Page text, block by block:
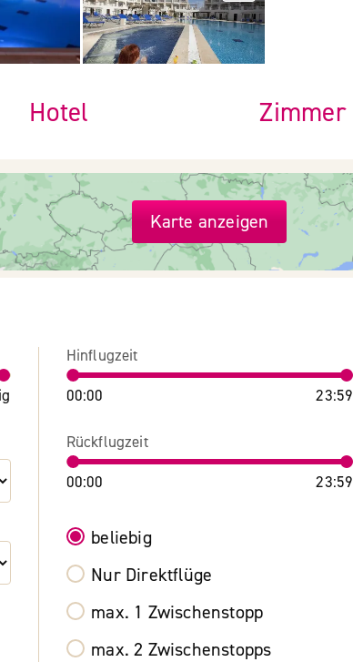
Hotel Zimmer
Karte anzeigen
Hinflugzeit
00:00 23:59
Rückflugzeit
00:00 23:59
beliebig
Nur Direktflüge
max. 1 Zwischenstopp
max. 2 Zwischenstopps